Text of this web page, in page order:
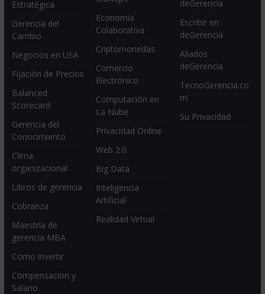
Estratégica
Gerencia del
Cambio
Negocios en USA
Fijación de Precios
Balanced
Scorecard
Gerencia del
Conocimiento
Clima
organizacional
Libros de gerencia
Cobranza
Maestría de
gerencia MBA
Como invertir
Compensacion y
Salario
Economia
Colaborativa
Criptomonedas
Comercio
Electrónico
Computación en
La Nube
Privacidad Online
Web 2.0
Big Data
Inteligencia
Artificial
Realidad Virtual
deGerencia
Escribir en
deGerencia
Aliados
deGerencia
TecnoGerencia.co
m
Su Privacidad